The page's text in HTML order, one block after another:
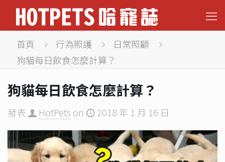
首頁 行為照護
日常照顧
狗貓每日飲食怎麼計算？
狗貓每日飲食怎麼計算？
發表 HotPets on 2018 年 1 月 16 日